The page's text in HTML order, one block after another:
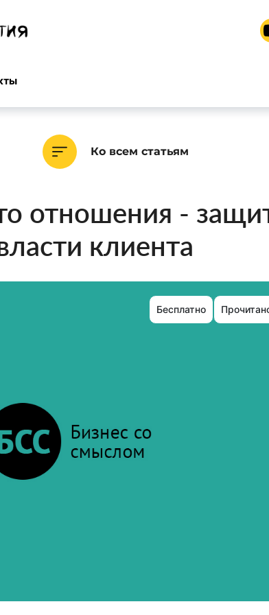
Ко всем статьям
отношения -
клиента
Бесплатно